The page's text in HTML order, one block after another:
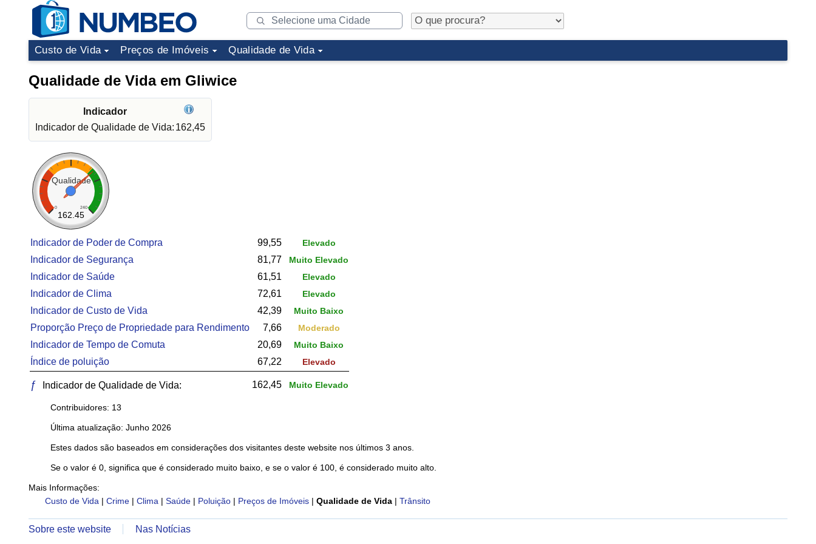
Custo de Vida Preços de Imóveis Qualidade de Vida
Qualidade de Vida em Gliwice
Indicador
Indicador de Qualidade de Vida: 162,45
Qualidade
0 240
162.45
Indicador de Poder de Compra 99,55 Elevado
Indicador de Segurança 81,77 Muito Elevado
Indicador de Saúde 61,51 Elevado
Indicador de Clima 72,61 Elevado
Indicador de Custo de Vida 42,39 Muito Baixo
Proporção Preço de Propriedade para Rendimento 7,66 Moderado
Indicador de Tempo de Comuta 20,69 Muito Baixo
Índice de poluição 67,22 Elevado
ƒ Indicador de Qualidade de Vida: 162,45 Muito Elevado
Contribuidores: 13
Última atualização: Junho 2026
Estes dados são baseados em considerações dos visitantes deste website nos últimos 3 anos.
Se o valor é 0, significa que é considerado muito baixo, e se o valor é 100, é considerado muito alto.
Mais Informações:
Custo de Vida | Crime | Clima | Saúde | Poluição | Preços de Imóveis | Qualidade de Vida | Trânsito
Sobre este website Nas Notícias